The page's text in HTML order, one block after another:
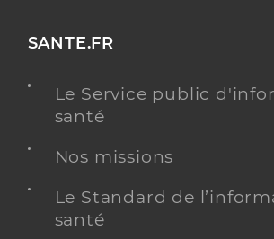
SANTE.FR
Le Service public
santé
Nos missions
Le Standard de
santé